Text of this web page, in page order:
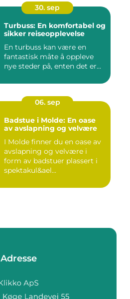
30. sep
Turbuss: En komfortabel og
sikker reiseopplevelse
En turbuss kan være en
fantastisk måte å oppleve
nye steder på, enten det er...
06. sep
Badstue i Molde: En oase
av avslapning og velvære
I Molde finner du en oase av
avslapning og velvære i
form av badstuer plassert i
spektakul&ael...
Adresse